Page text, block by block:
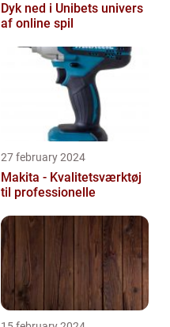
Dyk ned i Unibets univers
af online spil
27 february 2024
Makita - Kvalitetsværktøj
til professionelle